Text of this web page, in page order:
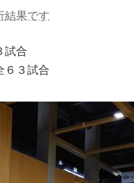
結果です
試合
６３試合